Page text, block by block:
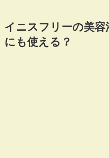
イニスフリーの美
にも使える？